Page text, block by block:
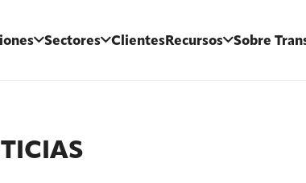
Sectores ClientesRecursos Sobre